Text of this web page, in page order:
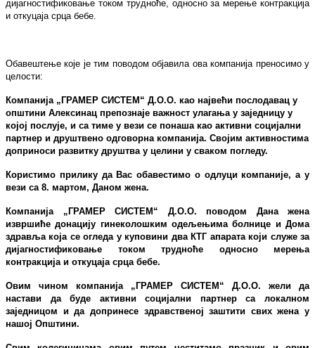
дијагностификовањe током трудноће, односно за мерење контракција
и откуцаја срца бебе.
Обавештење које је тим поводом објавила ова компанија преносимо у
целости:
Компанија „ГРАМЕР СИСТЕМ“ Д.О.О. као највећи послодавац у
општини Алексинац препознаје важност улагања у заједницу у
којој послује, и са тиме у вези се понаша као активни социјални
партнер и друштвено одговорна компанија. Својим активностима
доприноси развитку друштва у целини у сваком погледу.
Користимо прилику да Вас обавестимо о одлуци компаније, а у
вези са 8. мартом, Даном жена.
Компанија „ГРАМЕР СИСТЕМ“ Д.О.О. поводом Дана жена
извршиће донацију гинеколошким одељењима болнице и Дома
здравља која се огледа у куповини два КТГ апарата који служе за
дијагностификовање током трудноће односно мерења
контракција и откуцаја срца бебе.
Овим чином компанија „ГРАМЕР СИСТЕМ“ Д.О.О. жели да
настави да буде активни социјални партнер са локалном
заједницом и да допринесе здравственој заштити свих жена у
нашој Општини.